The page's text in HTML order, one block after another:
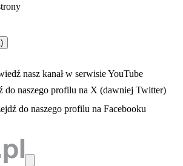
- otwiera się w nowej karcie
nasz kanał w serwisie YouTube
nowej karcie
do naszego profilu na X (dawniej Twitter)
- otwiera się w nowej karcie
do naszego profilu na Facebooku